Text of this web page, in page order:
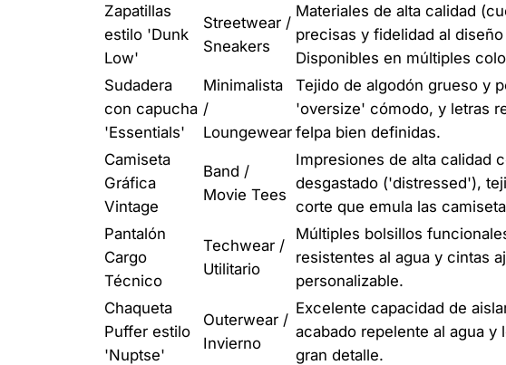
Zapatillas
estilo 'Dunk
Low'
Streetwear /
Sneakers
Materiales de alta calidad
precisas y fidelidad al
Disponibles en múltiples
Sudadera
con capucha
'Essentials'
Minimalista
/
Loungewear
Tejido de algodón grueso y
'oversize' cómodo, y letras
felpa bien definidas.
Camiseta
Gráfica
Vintage
Band /
Movie Tees
Impresiones de alta calidad
desgastado ('distressed'),
corte que emula las
Pantalón
Cargo
Técnico
Techwear /
Utilitario
Múltiples bolsillos
resistentes al agua y cintas
personalizable.
Chaqueta
Puffer estilo
'Nuptse'
Outerwear /
Invierno
Excelente capacidad de
acabado repelente al agua y
gran detalle.